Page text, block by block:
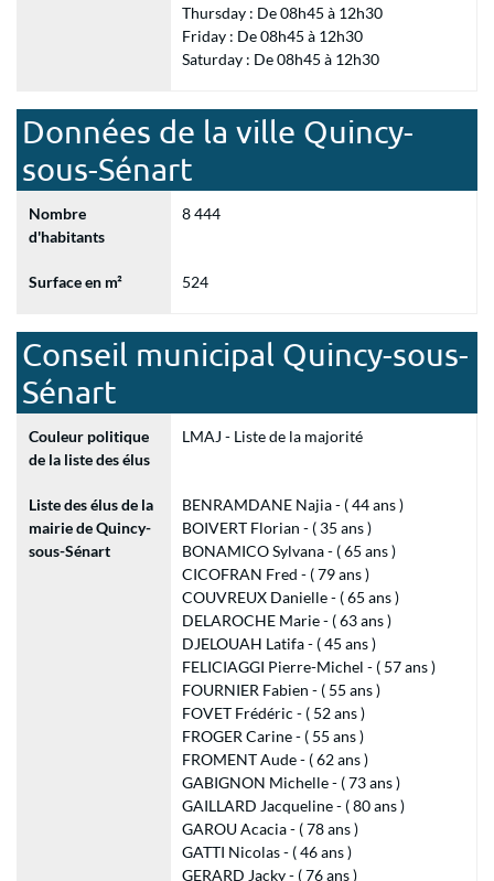
Thursday : De 08h45 à 12h30
Friday : De 08h45 à 12h30
Saturday : De 08h45 à 12h30
Données de la ville Quincy-
sous-Sénart
Nombre
d'habitants
8 444
Surface en m² 524
Conseil municipal Quincy-sous-
Sénart
Couleur politique
de la liste des élus
LMAJ - Liste de la majorité
Liste des élus de la
mairie de Quincy-
sous-Sénart
BENRAMDANE Najia - ( 44 ans )
BOIVERT Florian - ( 35 ans )
BONAMICO Sylvana - ( 65 ans )
CICOFRAN Fred - ( 79 ans )
COUVREUX Danielle - ( 65 ans )
DELAROCHE Marie - ( 63 ans )
DJELOUAH Latifa - ( 45 ans )
FELICIAGGI Pierre-Michel - ( 57 ans )
FOURNIER Fabien - ( 55 ans )
FOVET Frédéric - ( 52 ans )
FROGER Carine - ( 55 ans )
FROMENT Aude - ( 62 ans )
GABIGNON Michelle - ( 73 ans )
GAILLARD Jacqueline - ( 80 ans )
GAROU Acacia - ( 78 ans )
GATTI Nicolas - ( 46 ans )
GERARD Jacky - ( 76 ans )